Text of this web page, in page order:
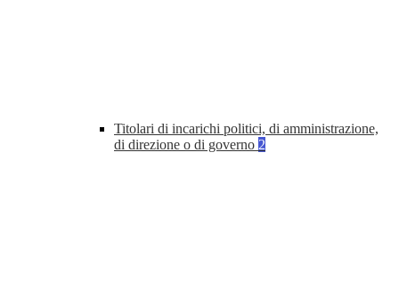
Titolari di incarichi politici, di amministrazione,
di direzione o di governo 2